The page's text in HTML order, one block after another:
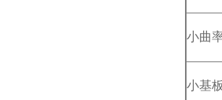
小曲
小基